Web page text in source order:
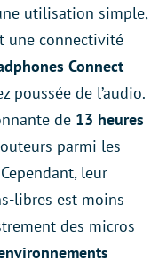
utilisation simple,
une connectivité
Connect
poussée de l’audio.
de 13 heures
parmi les
leur
libres est moins
des micros